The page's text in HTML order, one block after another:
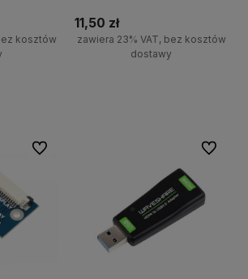
kosztów
11,50 zł
zawiera 23% VAT, bez kosztów
dostawy
Do ulubionych Do